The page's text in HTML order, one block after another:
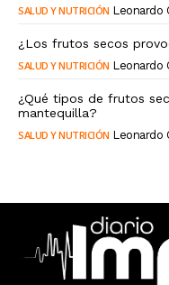
SALUD Y NUTRICIÓN Leonardo
¿Los frutos secos
SALUD Y NUTRICIÓN Leonardo
¿Qué tipos de frutos
mantequilla?
SALUD Y NUTRICIÓN Leonardo